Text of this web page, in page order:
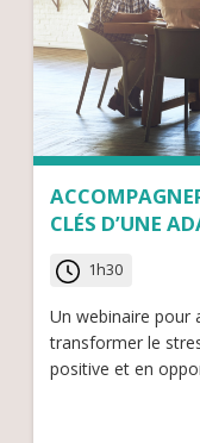
CLÉS D’UNE
1h30
Un webinaire pour
transformer le
positive et en